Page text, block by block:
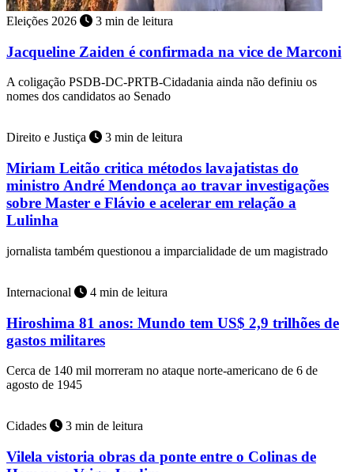
Eleições 2026 3 min de leitura
Jacqueline Zaiden é confirmada na vice de Marconi
A coligação PSDB-DC-PRTB-Cidadania ainda não definiu os
nomes dos candidatos ao Senado
Direito e Justiça 3 min de leitura
Miriam Leitão critica métodos lavajatistas do
ministro André Mendonça ao travar investigações
sobre Master e Flávio e acelerar em relação a
Lulinha
jornalista também questionou a imparcialidade de um magistrado
Internacional 4 min de leitura
Hiroshima 81 anos: Mundo tem US$ 2,9 trilhões de
gastos militares
Cerca de 140 mil morreram no ataque norte-americano de 6 de
agosto de 1945
Cidades 3 min de leitura
Vilela vistoria obras da ponte entre o Colinas de